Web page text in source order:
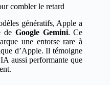
combler le retard
génératifs, Apple a
de Google Gemini. Ce
une entorse rare à
d’Apple. Il témoigne
aussi performante que